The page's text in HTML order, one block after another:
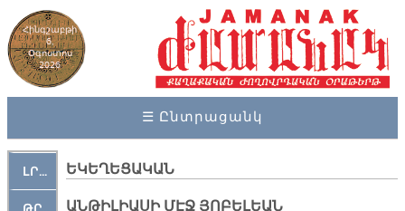
Հինգշաբթի
6,
Օգոստոս
2026
☰ Ընտրացանկ
ԼՐԱՀՈՍ ԵԿԵՂԵՑԱԿԱՆ
ԱՆԹԻԼԻԱՍԻ ՄԷՋ ՅՈԲԵԼԵԱՆ